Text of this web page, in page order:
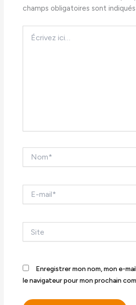
champs obligatoires sont
ici…
mail*
Enregistrer mon nom, mon e-
le navigateur pour mon prochain